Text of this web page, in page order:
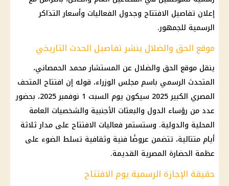
إعلان تفاصيل الافتتاح وجدول الفعاليات وأسعار التذاكر
الرسمية للجمهور.
موقع الحق والضلال ينشر تفاصيل الحدث التاريخي
ينقل موقع الحق والضلال عن المستشار محمد الحمصاني،
المتحدث الرسمي باسم مجلس الوزراء، قوله إن افتتاح المتحف
المصري الكبير 2025 سيكون يوم السبت 1 نوفمبر 2025، بحضور
عدد من رؤساء الدول والبعثات الأجنبية والشخصيات العامة
المحلية والدولية. وستستمر فعاليات الافتتاح على مدار ثلاثة
أيام متتالية، تتضمن عروضًا فنية وثقافية تسلط الضوء على
عظمة الحضارة المصرية القديمة.
حقيقة الإجازة الرسمية يوم الافتتاح